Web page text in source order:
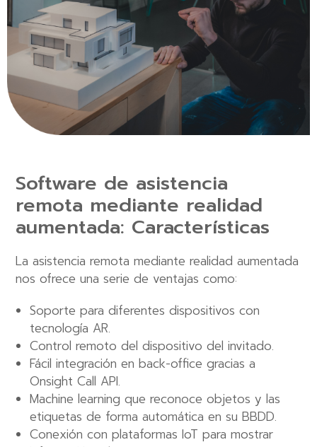
Software de asistencia
remota mediante realidad
aumentada: Características
La asistencia remota mediante realidad aumentada
nos ofrece una serie de ventajas como:
Soporte para diferentes dispositivos con
tecnología AR.
Control remoto del dispositivo del invitado.
Fácil integración en back-office gracias a
Onsight Call API.
Machine learning que reconoce objetos y las
etiquetas de forma automática en su BBDD.
Conexión con plataformas IoT para mostrar